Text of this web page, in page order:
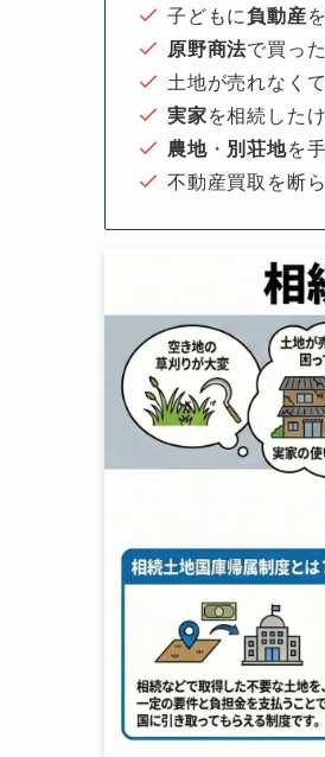
子どもに負動産
原野商法で買っ
土地が売れなく
実家を相続した
農地・ 別荘地を
不動産買取を断